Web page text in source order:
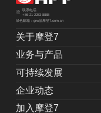
联系电话
+86-21-2283-8888
绿色邮箱：grw@摩登7.com.cn
关于摩登7
业务与产品
可持续发展
企业动态
加入摩登7